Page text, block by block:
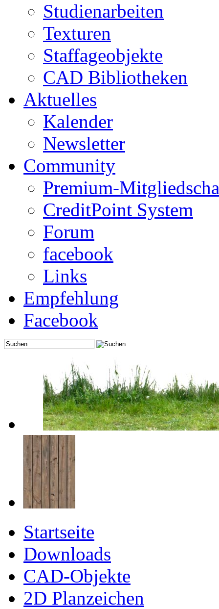
Studienarbeiten
Texturen
Staffageobjekte
CAD Bibliotheken
Aktuelles
Kalender
Newsletter
Community
Premium-
CreditPoint System
Forum
facebook
Links
Empfehlung
Facebook
Startseite
Downloads
CAD-Objekte
2D Planzeichen